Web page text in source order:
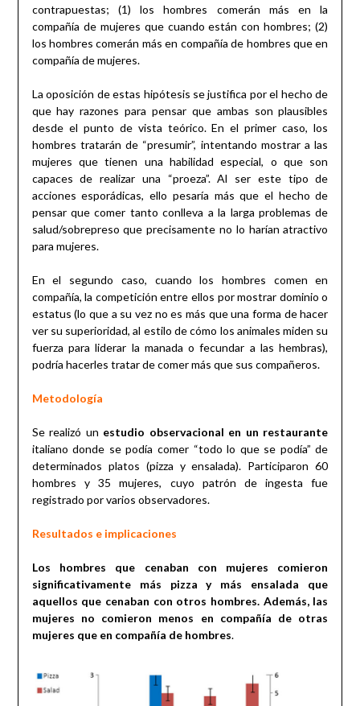
contrapuestas; (1) los hombres comerán más en la
compañía de mujeres que cuando están con hombres; (2)
los hombres comerán más en compañía de hombres que en
compañía de mujeres.
La oposición de estas hipótesis se justifica por el hecho de
que hay razones para pensar que ambas son plausibles
desde el punto de vista teórico. En el primer caso, los
hombres tratarán de “presumir”, intentando mostrar a las
mujeres que tienen una habilidad especial, o que son
capaces de realizar una “proeza”. Al ser este tipo de
acciones esporádicas, ello pesaría más que el hecho de
pensar que comer tanto conlleva a la larga problemas de
salud/sobrepreso que precisamente no lo harían atractivo
para mujeres.
En el segundo caso, cuando los hombres comen en
compañía, la competición entre ellos por mostrar dominio o
estatus (lo que a su vez no es más que una forma de hacer
ver su superioridad, al estilo de cómo los animales miden su
fuerza para liderar la manada o fecundar a las hembras),
podría hacerles tratar de comer más que sus compañeros.
Metodología
Se realizó un estudio observacional en un restaurante
italiano donde se podía comer “todo lo que se podía” de
determinados platos (pizza y ensalada). Participaron 60
hombres y 35 mujeres, cuyo patrón de ingesta fue
registrado por varios observadores.
Resultados e implicaciones
Los hombres que cenaban con mujeres comieron
significativamente más pizza y más ensalada que
aquellos que cenaban con otros hombres. Además, las
mujeres no comieron menos en compañía de otras
mujeres que en compañía de hombres.